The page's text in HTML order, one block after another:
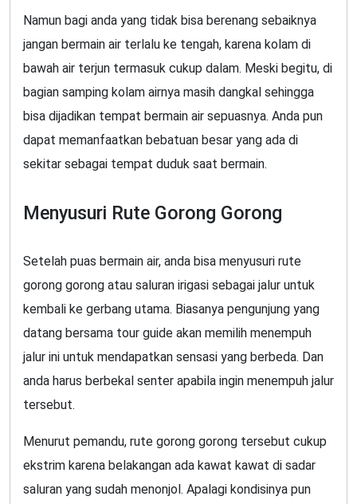
Namun bagi anda yang tidak bisa berenang sebaiknya
jangan bermain air terlalu ke tengah, karena kolam di
bawah air terjun termasuk cukup dalam. Meski begitu, di
bagian samping kolam airnya masih dangkal sehingga
bisa dijadikan tempat bermain air sepuasnya. Anda pun
dapat memanfaatkan bebatuan besar yang ada di
sekitar sebagai tempat duduk saat bermain.
Menyusuri Rute Gorong Gorong
Setelah puas bermain air, anda bisa menyusuri rute
gorong gorong atau saluran irigasi sebagai jalur untuk
kembali ke gerbang utama. Biasanya pengunjung yang
datang bersama tour guide akan memilih menempuh
jalur ini untuk mendapatkan sensasi yang berbeda. Dan
anda harus berbekal senter apabila ingin menempuh jalur
tersebut.
Menurut pemandu, rute gorong gorong tersebut cukup
ekstrim karena belakangan ada kawat kawat di sadar
saluran yang sudah menonjol. Apalagi kondisinya pun